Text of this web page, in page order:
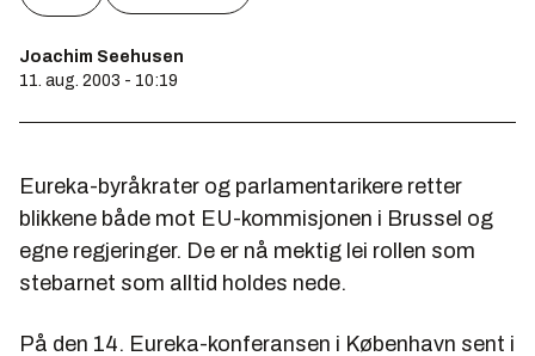
Joachim Seehusen
11. aug. 2003 - 10:19
Eureka-byråkrater og parlamentarikere retter
blikkene både mot EU-kommisjonen i Brussel og
egne regjeringer. De er nå mektig lei rollen som
stebarnet som alltid holdes nede.
På den 14. Eureka-konferansen i København sent i